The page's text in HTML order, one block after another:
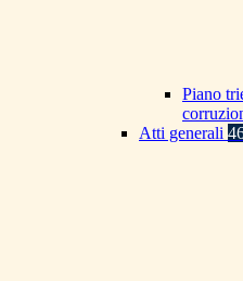
Piano
Atti generali